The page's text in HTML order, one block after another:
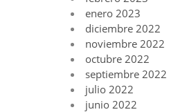
enero 2023
diciembre 2022
noviembre 2022
octubre 2022
septiembre 2022
julio 2022
junio 2022